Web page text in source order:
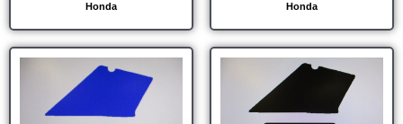
Honda
Honda